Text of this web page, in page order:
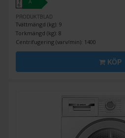
↑
G
A
PRODUKTBLAD
Tvättmängd (kg): 9
Torkmängd (kg): 8
Centrifugering (varv/min): 1400
KÖP